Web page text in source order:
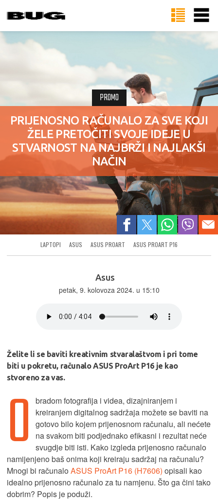
PROMO
PRIJENOSNO RAČUNALO ZA SVE KOJI
ŽELE PRETOČITI SVOJE IDEJE U
STVARNOST NA NAJBRŽI I NAJLAKŠI
NAČIN
LAPTOPI ASUS ASUS PROART ASUS PROART P16
Asus
petak, 9. kolovoza 2024. u 15:10
Želite li se baviti kreativnim stvaralaštvom i pri tome
biti u pokretu, računalo ASUS ProArt P16 je kao
stvoreno za vas.
O
bradom fotografija i videa, dizajniranjem i
kreiranjem digitalnog sadržaja možete se baviti na
gotovo bilo kojem prijenosnom računalu, ali nećete
na svakom biti podjednako efikasni i rezultat neće
svugdje biti isti. Kako izgleda prijenosno računalo
namijenjeno baš onima koji kreiraju sadržaj na računalu?
Mnogi bi računalo ASUS ProArt P16 (H7606) opisali kao
idealno prijenosno računalo za tu namjenu. Što ga čini tako
dobrim? Popis je poduži.